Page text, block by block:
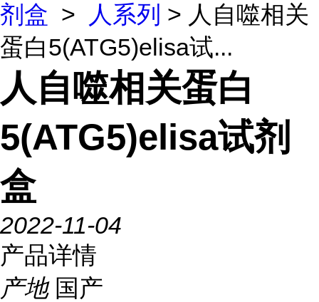
剂盒 > 人系列 > 人自噬相关
蛋白5(ATG5)elisa试...
人自噬相关蛋白
5(ATG5)elisa试剂
盒
2022-11-04
产品详情
产地 国产